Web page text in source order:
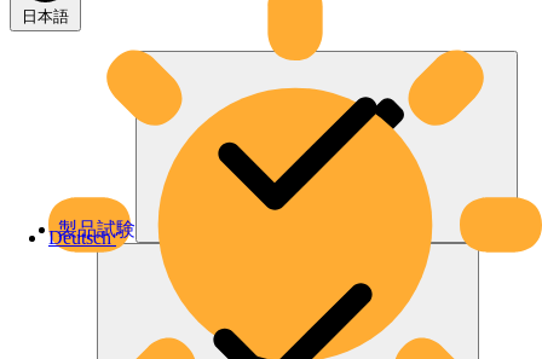
日本語
Deutsch
製品試験